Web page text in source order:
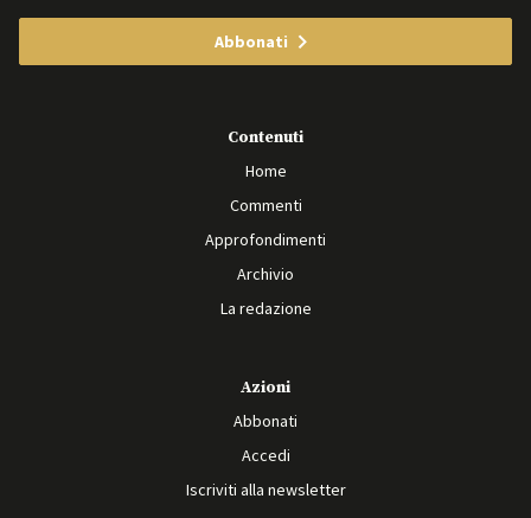
Abbonati
Contenuti
Home
Commenti
Approfondimenti
Archivio
La redazione
Azioni
Abbonati
Accedi
Iscriviti alla newsletter